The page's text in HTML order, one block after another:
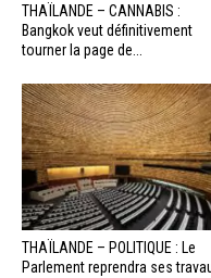
THAÏLANDE – CANNABIS :
Bangkok veut définitivement
tourner la page de...
THAÏLANDE – POLITIQUE : Le
Parlement reprendra ses